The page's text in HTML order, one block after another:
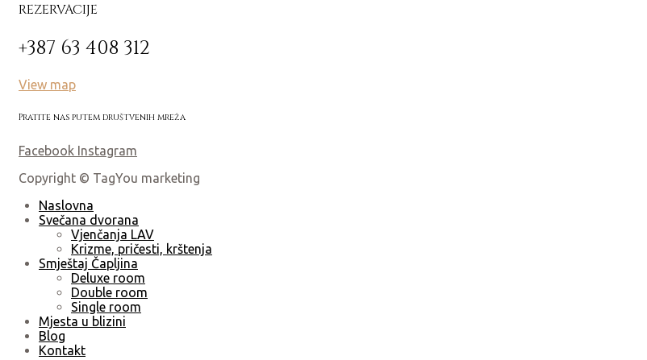
REZERVACIJE
+387 63 408 312
View map
Pratite nas putem društvenih mreža
Facebook Instagram
Copyright © TagYou marketing
Naslovna
Svečana dvorana
Vjenčanja LAV
Krizme, pričesti, krštenja
Smještaj Čapljina
Deluxe room
Double room
Single room
Mjesta u blizini
Blog
Kontakt